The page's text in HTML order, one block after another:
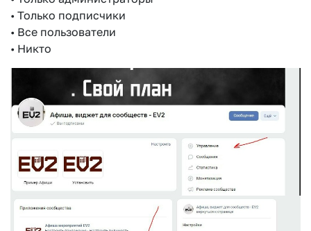
• Только подписчики
• Все пользователи
• Никто